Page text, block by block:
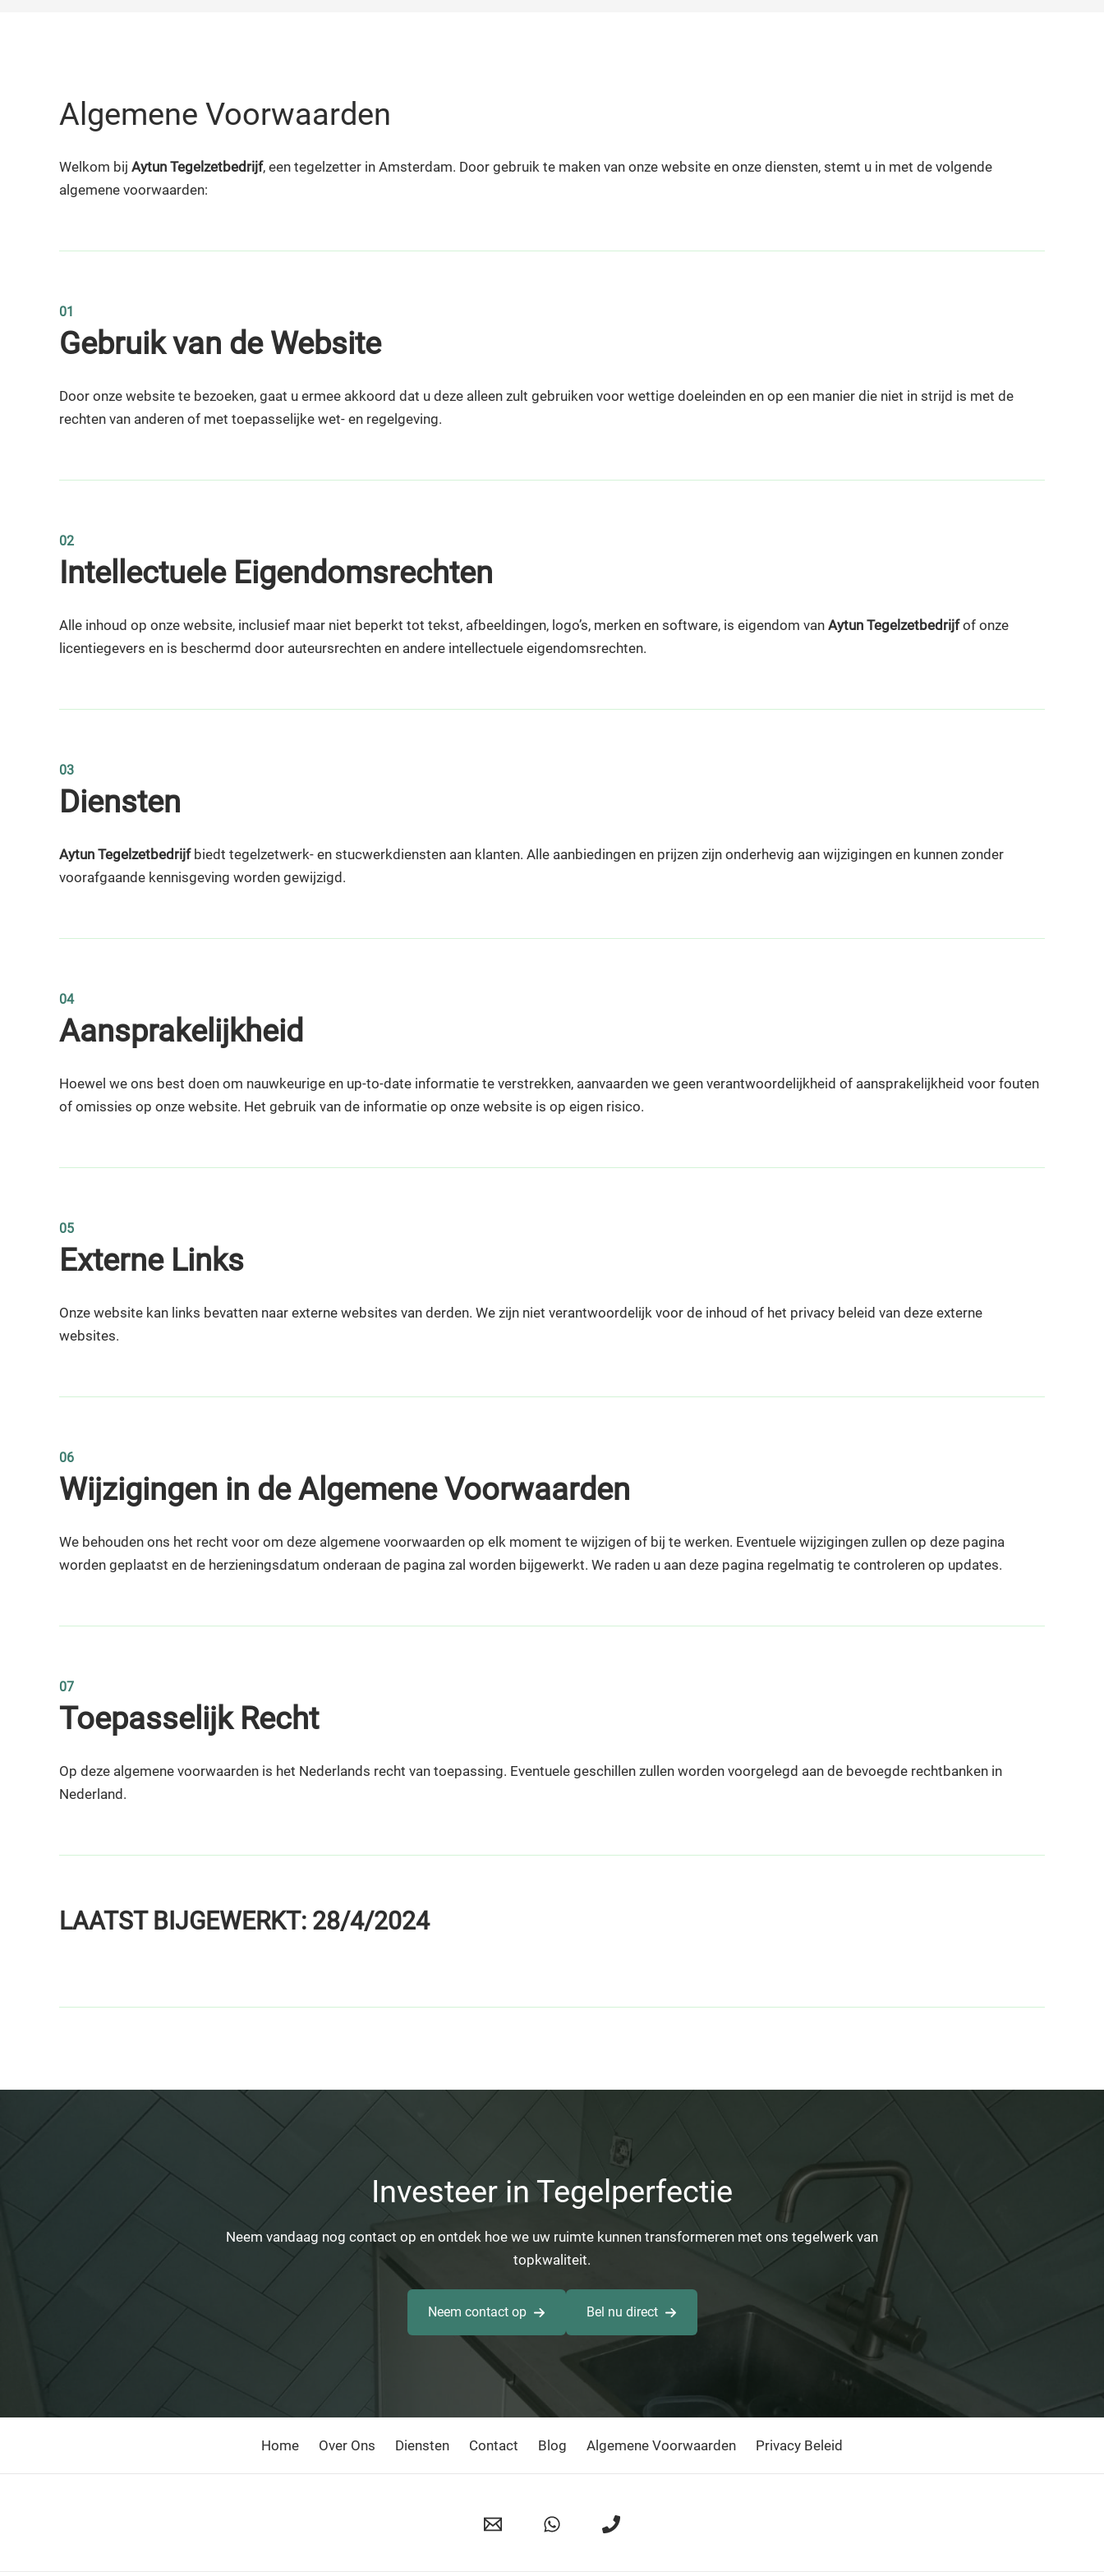
Algemene Voorwaarden
Welkom bij Aytun Tegelzetbedrijf, een tegelzetter in Amsterdam. Door gebruik te maken van onze website en onze diensten, stemt u in met de volgende
algemene voorwaarden:
01
Gebruik van de Website
Door onze website te bezoeken, gaat u ermee akkoord dat u deze alleen zult gebruiken voor wettige doeleinden en op een manier die niet in strijd is met de
rechten van anderen of met toepasselijke wet- en regelgeving.
02
Intellectuele Eigendomsrechten
Alle inhoud op onze website, inclusief maar niet beperkt tot tekst, afbeeldingen, logo’s, merken en software, is eigendom van Aytun Tegelzetbedrijfof onze
licentiegevers en is beschermd door auteursrechten en andere intellectuele eigendomsrechten.
03
Diensten
Aytun Tegelzetbedrijfbiedt tegelzetwerk- en stucwerkdiensten aan klanten. Alle aanbiedingen en prijzen zijn onderhevig aan wijzigingen en kunnen zonder
voorafgaande kennisgeving worden gewijzigd.
04
Aansprakelijkheid
Hoewel we ons best doen om nauwkeurige en up-to-date informatie te verstrekken, aanvaarden we geen verantwoordelijkheid of aansprakelijkheid voor fouten
of omissies op onze website. Het gebruik van de informatie op onze website is op eigen risico.
05
Externe Links
Onze website kan links bevatten naar externe websites van derden. We zijn niet verantwoordelijk voor de inhoud of het privacy beleid van deze externe
websites.
06
Wijzigingen in de Algemene Voorwaarden
We behouden ons het recht voor om deze algemene voorwaarden op elk moment te wijzigen of bij te werken. Eventuele wijzigingen zullen op deze pagina
worden geplaatst en de herzieningsdatum onderaan de pagina zal worden bijgewerkt. We raden u aan deze pagina regelmatig te controleren op updates.
07
Toepasselijk Recht
Op deze algemene voorwaarden is het Nederlands recht van toepassing. Eventuele geschillen zullen worden voorgelegd aan de bevoegde rechtbanken in
Nederland.
LAATST BIJGEWERKT: 28/4/2024
Investeer in Tegelperfectie
Neem vandaag nog contact op en ontdek hoe we uw ruimte kunnen transformeren met ons tegelwerk van
topkwaliteit.
Neem contact op Bel nu direct
Home Over Ons Diensten Contact Blog Algemene Voorwaarden Privacy Beleid